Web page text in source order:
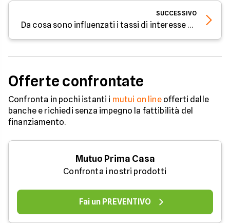
SUCCESSIVO
Da cosa sono influenzati i tassi di interesse sui mutui?
Offerte confrontate
Confronta in pochi istanti i mutui on lineofferti dalle
banche e richiedi senza impegno la fattibilità del
finanziamento.
Mutuo Prima Casa
Confronta i nostri prodotti
Fai un PREVENTIVO